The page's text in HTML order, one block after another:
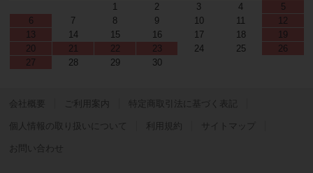
1
2 3 4
5
6
7 8 9 10 11
12
13
14 15 16 17 18
19
20
21 22 23 24 25
26
27
28 29 30
会社概要 ご利用案内 特定商取引法に基づく表記
個人情報の取り扱いについて 利用規約 サイトマップ
お問い合わせ